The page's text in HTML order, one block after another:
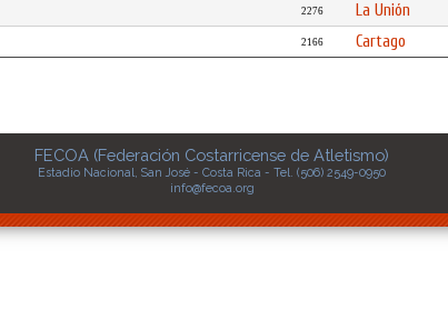
2276 La Unión
2166 Cartago
FECOA (Federación Costarricense de Atletismo)
Estadio Nacional, San José - Costa Rica - Tel. (506) 2549-0950
info@fecoa.org